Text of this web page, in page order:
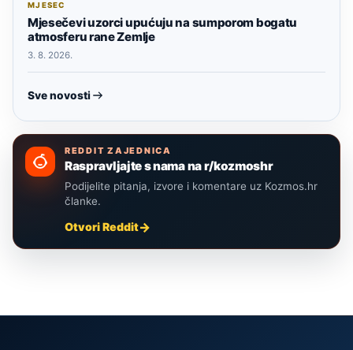
MJESEC
Mjesečevi uzorci upućuju na sumporom bogatu
atmosferu rane Zemlje
3. 8. 2026.
Sve novosti
REDDIT ZAJEDNICA
Raspravljajte s nama na r/kozmoshr
Podijelite pitanja, izvore i komentare uz Kozmos.hr
članke.
Otvori Reddit